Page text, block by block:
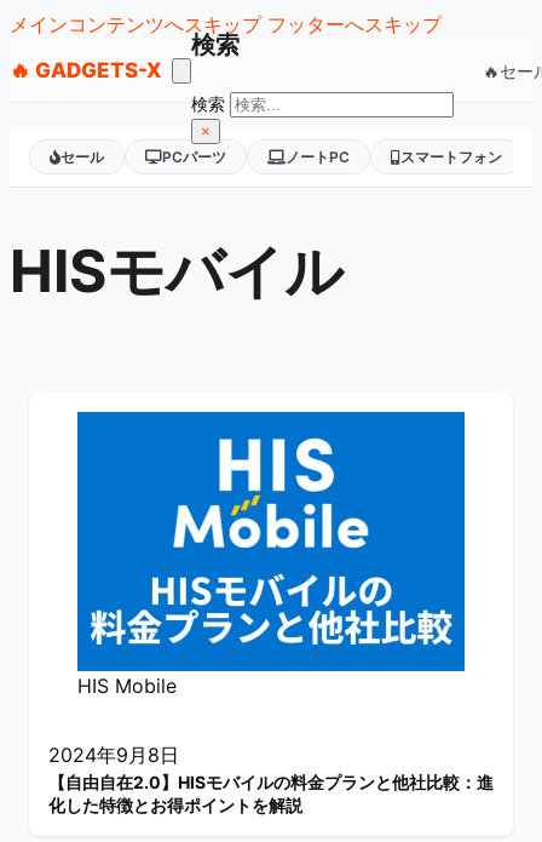
メインコンテンツへスキップ フッターへスキップ
🔥 GADGETS-X
🔥セー
検索
検索
×
セール
PCパーツ ノートPC スマートフォン
HISモバイル
HIS Mobile
2024年9月8日
【自由自在2.0】HISモバイルの料金プランと他社比較：進
化した特徴とお得ポイントを解説